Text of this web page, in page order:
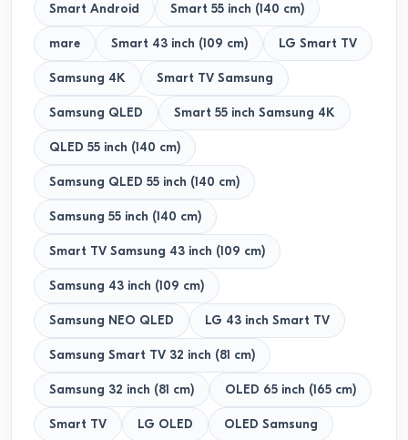
Smart Android Smart 55 inch (140 cm)
mare Smart 43 inch (109 cm) LG Smart TV
Samsung 4K Smart TV Samsung
Samsung QLED Smart 55 inch Samsung 4K
QLED 55 inch (140 cm)
Samsung QLED 55 inch (140 cm)
Samsung 55 inch (140 cm)
Smart TV Samsung 43 inch (109 cm)
Samsung 43 inch (109 cm)
Samsung NEO QLED LG 43 inch Smart TV
Samsung Smart TV 32 inch (81 cm)
Samsung 32 inch (81 cm) OLED 65 inch (165 cm)
Smart TV LG OLED OLED Samsung